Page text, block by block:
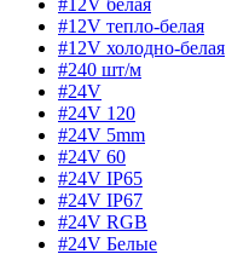
#12V белая
#12V тепло-белая
#12V холодно-белая
#240 шт/м
#24V
#24V 120
#24V 5mm
#24V 60
#24V IP65
#24V IP67
#24V RGB
#24V Белые